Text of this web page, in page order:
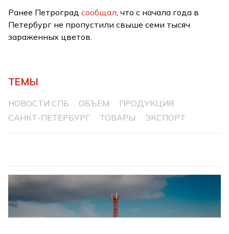
Ранее Петроградсообщал , что с начала года в
Петербург не пропустили свыше семи тысяч
зараженных цветов.
ТЕМЫ
НОВОСТИ СПБ ОБЪЕМ
ПРОДУКЦИЯ
САНКТ-ПЕТЕРБУРГ
ТОВАРЫ ЭКСПОРТ